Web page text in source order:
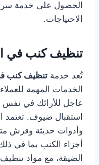
الحصول على خدمة
الاحتياجات.
تنظيف كنب في
تُعد خدمة تنظيف كنب
الخدمات المهمة
عاجل للأرائك في نفس
استقبال ضيوف.
وأدوات حديثة وفرش
أجزاء الكنب بما في
الضيقة، مع مواد